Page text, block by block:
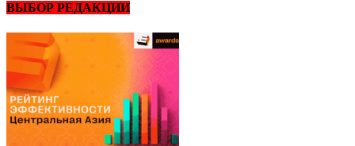
ВЫБОР РЕДАКЦИИ